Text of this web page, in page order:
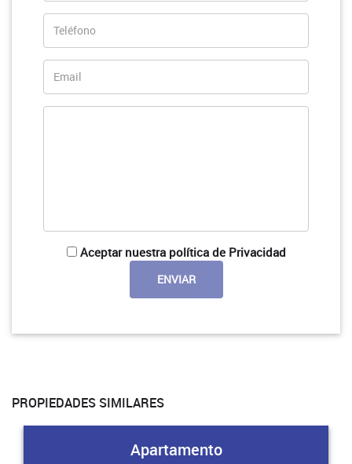
Aceptar nuestra política de Privacidad
PROPIEDADES SIMILARES
Apartamento